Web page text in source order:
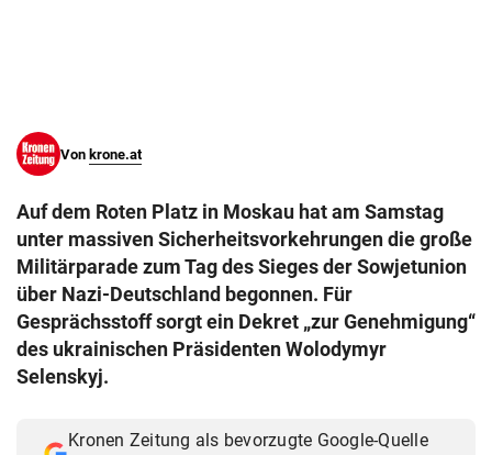
Von krone.at
Auf dem Roten Platz in Moskau hat am Samstag
unter massiven Sicherheitsvorkehrungen die große
Militärparade zum Tag des Sieges der Sowjetunion
über Nazi-Deutschland begonnen. Für
Gesprächsstoff sorgt ein Dekret „zur Genehmigung“
des ukrainischen Präsidenten Wolodymyr
Selenskyj.
Kronen Zeitung als bevorzugte Google-Quelle